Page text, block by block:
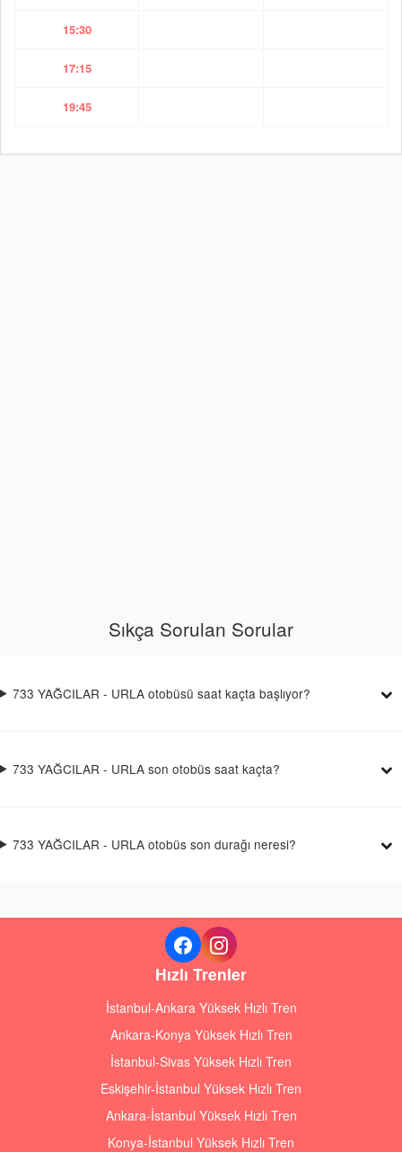
15:30
17:15
19:45
Sıkça Sorulan Sorular
733 YAĞCILAR - URLA otobüsü saat kaçta başlıyor?
733 YAĞCILAR - URLA son otobüs saat kaçta?
733 YAĞCILAR - URLA otobüs son durağı neresi?
Hızlı Trenler
İstanbul-Ankara Yüksek Hızlı Tren
Ankara-Konya Yüksek Hızlı Tren
İstanbul-Sivas Yüksek Hızlı Tren
Eskişehir-İstanbul Yüksek Hızlı Tren
Ankara-İstanbul Yüksek Hızlı Tren
Konya-İstanbul Yüksek Hızlı Tren